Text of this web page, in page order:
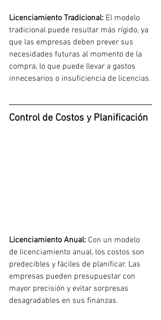
Licenciamiento Tradicional: El modelo
tradicional puede resultar más rígido, ya
que las empresas deben prever sus
necesidades futuras al momento de la
compra, lo que puede llevar a gastos
innecesarios o insuficiencia de licencias.
Control de Costos y Planificación
Licenciamiento Anual: Con un modelo
de licenciamiento anual, los costos son
predecibles y fáciles de planificar. Las
empresas pueden presupuestar con
mayor precisión y evitar sorpresas
desagradables en sus finanzas.